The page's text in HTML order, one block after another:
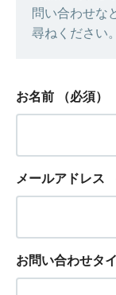
問い合わせな
尋ねください。
お名前 （必須）
メールアドレス
お問い合わせタ